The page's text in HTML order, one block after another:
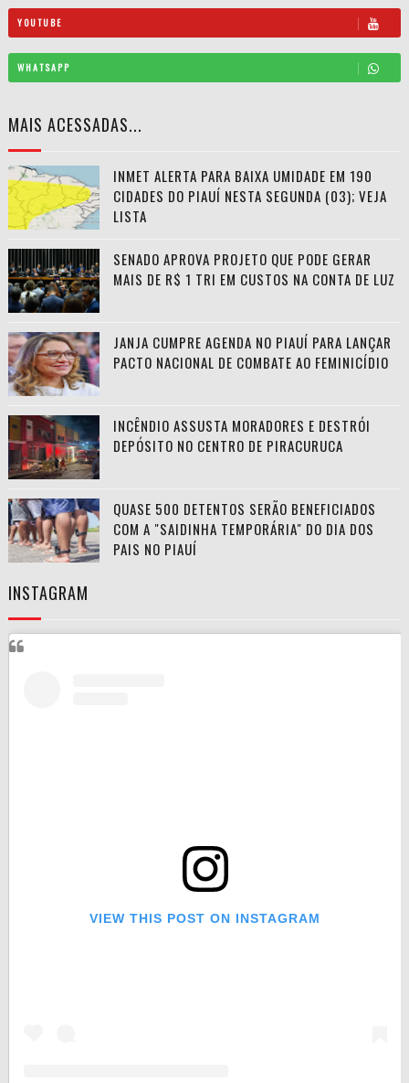
YOUTUBE
WHATSAPP
MAIS ACESSADAS...
INMET ALERTA PARA BAIXA UMIDADE EM 190
CIDADES DO PIAUÍ NESTA SEGUNDA (03); VEJA
LISTA
SENADO APROVA PROJETO QUE PODE GERAR
MAIS DE R$ 1 TRI EM CUSTOS NA CONTA DE LUZ
JANJA CUMPRE AGENDA NO PIAUÍ PARA LANÇAR
PACTO NACIONAL DE COMBATE AO FEMINICÍDIO
INCÊNDIO ASSUSTA MORADORES E DESTRÓI
DEPÓSITO NO CENTRO DE PIRACURUCA
QUASE 500 DETENTOS SERÃO BENEFICIADOS
COM A "SAIDINHA TEMPORÁRIA" DO DIA DOS
PAIS NO PIAUÍ
INSTAGRAM
VIEW THIS POST ON INSTAGRAM